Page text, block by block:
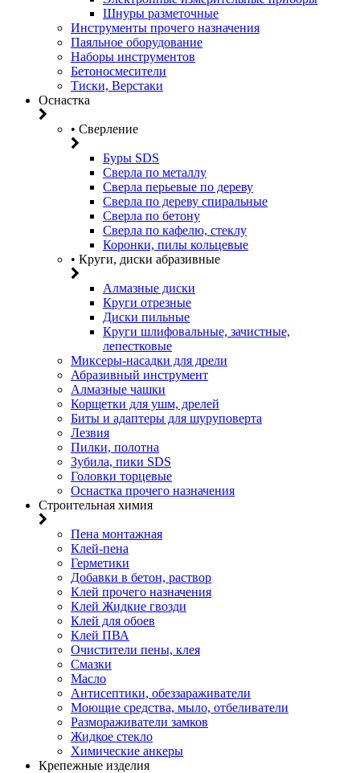
Шнуры разметочные
Инструменты прочего назначения
Паяльное оборудование
Наборы инструментов
Бетоносмесители
Тиски, Верстаки
Оснастка
• Сверление
Буры SDS
Сверла по металлу
Сверла перьевые по дереву
Сверла по дереву спиральные
Сверла по бетону
Сверла по кафелю, стеклу
Коронки, пилы кольцевые
• Круги, диски абразивные
Алмазные диски
Круги отрезные
Диски пильные
Круги шлифовальные, зачистные,
лепестковые
Миксеры-насадки для дрели
Абразивный инструмент
Алмазные чашки
Корщетки для ушм, дрелей
Биты и адаптеры для шуруповерта
Лезвия
Пилки, полотна
Зубила, пики SDS
Головки торцевые
Оснастка прочего назначения
Строительная химия
Пена монтажная
Клей-пена
Герметики
Добавки в бетон, раствор
Клей прочего назначения
Клей Жидкие гвозди
Клей для обоев
Клей ПВА
Очистители пены, клея
Смазки
Масло
Антисептики, обеззараживатели
Моющие средства, мыло, отбеливатели
Размораживатели замков
Жидкое стекло
Химические анкеры
Крепежные изделия